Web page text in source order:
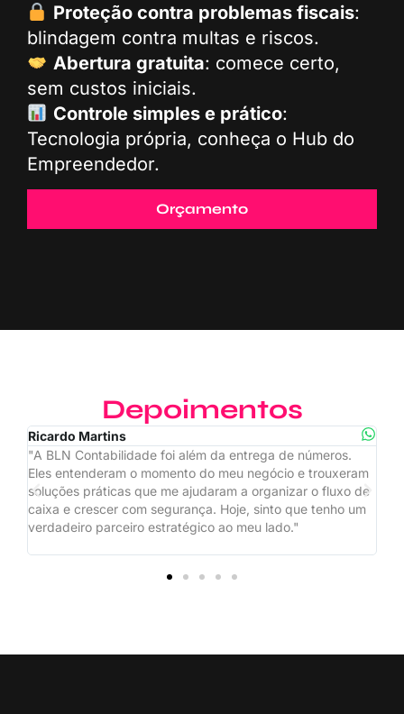
Proteção contra problemas fiscais:
blindagem contra multas e riscos.
Abertura gratuita: comece certo,
sem custos iniciais.
Controle simples e prático:
Tecnologia própria, conheça o Hub do
Empreendedor.
Orçamento
Depoimentos
de
um
Mariana Costa
"Antes, eu perdia muito tempo tentando entender detalhes
fiscais e tributários. Com a BLN, consigo focar no que
realmente importa: meus clientes. A clareza e a agilidade
da equipe me dão tranquilidade para escalar minha
consultoria sem medo de surpresas."